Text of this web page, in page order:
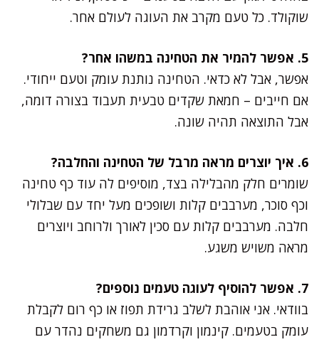
שוקולד. כל טעם מקרב את העוגה לעולם אחר.
5. אפשר להמיר את הטחינה במשהו אחר?
אפשר, אבל לא כדאי. הטחינה נותנת עומק וטעם ייחודי.
אם חייבים – חמאת שקדים טבעית תעבוד בצורה דומה,
אבל התוצאה תהיה שונה.
6. איך יוצרים מראה מרבל של הטחינה והחלבה?
שומרים חלק מהבלילה בצד, מוסיפים לה עוד כף טחינה
וכף סוכר, מערבבים קלות ושופכים מעל יחד עם שבלולי
חלבה. מערבבים קלות עם סכין לאורך ולרוחב ויוצרים
מראה משויש משגע.
7. אפשר להוסיף לעוגה טעמים נוספים?
בוודאי. אני אוהבת לשלב גרידת תפוז או כף רום לקבלת
עומק בטעמים. קינמון וקרדמון גם משחקים נהדר עם